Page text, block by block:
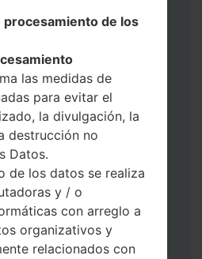
procesamiento de los
las medidas de
para evitar el
la divulgación, la
destrucción no
Datos.
de los datos se realiza
y / o
con arreglo a
organizativos y
relacionados con